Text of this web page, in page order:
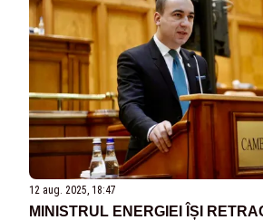
12 aug. 2025, 18:47
MINISTRUL ENERGIEI ÎȘI